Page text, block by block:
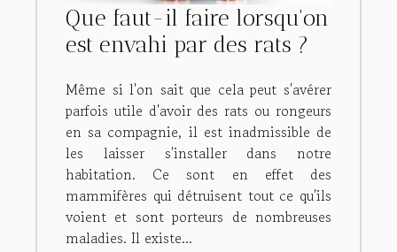
Que faut-il faire lorsqu'on
est envahi par des rats ?
Même si l'on sait que cela peut s'avérer
parfois utile d'avoir des rats ou rongeurs
en sa compagnie, il est inadmissible de
les laisser s'installer dans notre
habitation. Ce sont en effet des
mammifères qui détruisent tout ce qu'ils
voient et sont porteurs de nombreuses
maladies. Il existe...